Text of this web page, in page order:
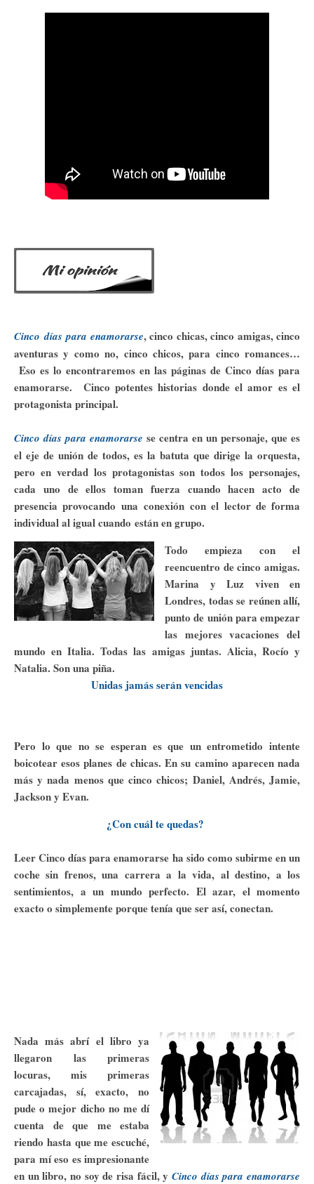
Cinco días para enamorarse, cinco chicas, cinco amigas, cinco
aventuras y como no, cinco chicos, para cinco romances…
Eso es lo encontraremos en las páginas de Cinco días para
enamorarse. Cinco potentes historias donde el amor es el
protagonista principal.
Cinco días para enamorarse se centra en un personaje, que es
el eje de unión de todos, es la batuta que dirige la orquesta,
pero en verdad los protagonistas son todos los personajes,
cada uno de ellos toman fuerza cuando hacen acto de
presencia provocando una conexión con el lector de forma
individual al igual cuando están en grupo.
Todo empieza con el
reencuentro de cinco amigas.
Marina y Luz viven en
Londres, todas se reúnen allí,
punto de unión para empezar
las mejores vacaciones del
mundo en Italia. Todas las amigas juntas. Alicia, Rocío y
Natalia. Son una piña.
Unidas jamás serán vencidas
Pero lo que no se esperan es que un entrometido intente
boicotear esos planes de chicas. En su camino aparecen nada
más y nada menos que cinco chicos; Daniel, Andrés, Jamie,
Jackson y Evan.
¿Con cuál te quedas?
Leer Cinco días para enamorarse ha sido como subirme en un
coche sin frenos, una carrera a la vida, al destino, a los
sentimientos, a un mundo perfecto. El azar, el momento
exacto o simplemente porque tenía que ser así, conectan.
Nada más abrí el libro ya
llegaron las primeras
locuras, mis primeras
carcajadas, sí, exacto, no
pude o mejor dicho no me dí
cuenta de que me estaba
riendo hasta que me escuché,
para mí eso es impresionante
en un libro, no soy de risa fácil, y Cinco días para enamorarse